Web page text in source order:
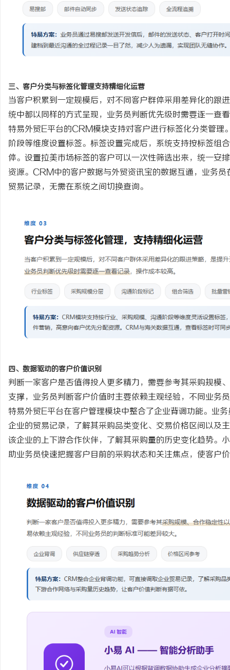
三、客户分类与标签化管理支持精细化运营
当客户积累到一定规模后，对不同客户群体采用差异化的跟
统中都以同样的方式呈现，业务员判断优先级时需要逐一查
特易外贸E平台的CRM模块支持对客户进行标签化分类管理
阶段等维度设置标签。标签设置完成后，系统支持按标签组
体。设置拉美市场标签的客户可以一次性筛选出来，统一安
资源。CRM中的客户数据与外贸资讯宝的数据互通，业务
贸易记录，无需在系统之间切换查询。
四、数据驱动的客户价值识别
判断一家客户是否值得投入更多精力，需要参考其采购规模
支撑，业务员判断客户价值时主要依赖主观经验，不同业务
特易外贸E平台在客户管理模块中整合了企业背调功能。业
企业的贸易记录，了解其采购品类变化、交易价格区间以及
该企业的上下游合作伙伴，了解其采购量的历史变化趋势。
助业务员快速把握客户目前的采购状态和关注焦点，使客户